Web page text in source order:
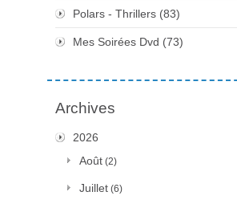
Polars - Thrillers (83)
Mes Soirées Dvd (73)
Archives
2026
Août (2)
Juillet (6)